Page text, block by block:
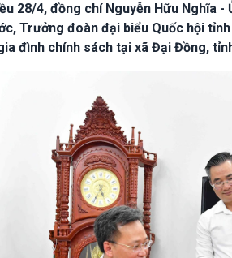
28/4, đồng chí Nguyễn Hữu Nghĩa
Trưởng đoàn đại biểu Quốc hội
đình chính sách tại xã Đại Đồng,